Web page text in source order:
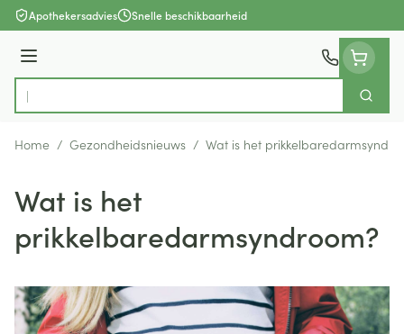
Ga naar de inhoud
Apothekersadvies Snelle beschikbaarheid
Menu
Product, merk, categorie...
Zoek
Home / Gezondheidsnieuws / Wat is het
Wat is het
prikkelbaredarmsyndroom?